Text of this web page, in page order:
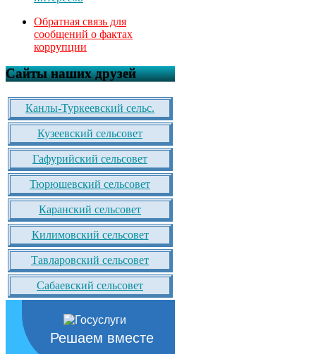
Обратная связь для
сообщений о фактах
коррупции
Сайты наших друзей
Канлы-Туркеевский сельс.
Кузеевский сельсовет
Гафурийский сельсовет
Тюрюшевский сельсовет
Каранский сельсовет
Килимовский сельсовет
Тавларовский сельсовет
Сабаевский сельсовет
Решаем вместе